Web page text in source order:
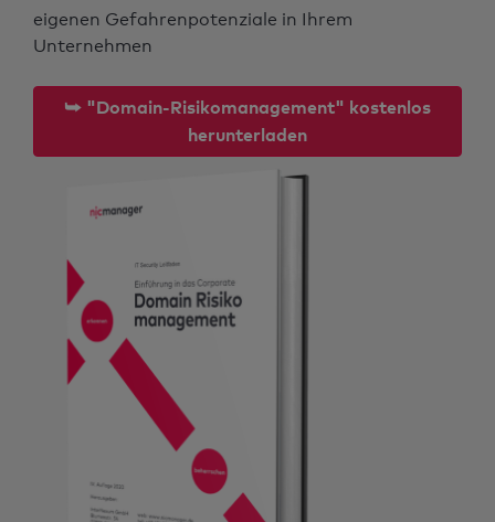
eigenen Gefahrenpotenziale in Ihrem
Unternehmen
⮩ "Domain-Risikomanagement" kostenlos
herunterladen